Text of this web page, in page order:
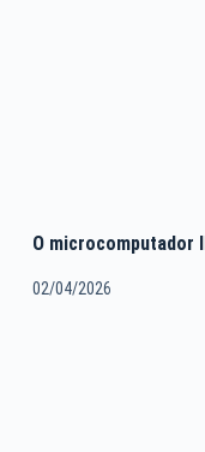
O microcomputador
02/04/2026